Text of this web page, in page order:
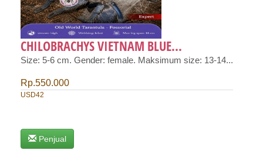
CHILOBRACHYS VIETNAM BLUE...
Size: 5-6 cm. Gender: female. Maksimum size: 13-14...
Rp.550.000
USD42
Penjual